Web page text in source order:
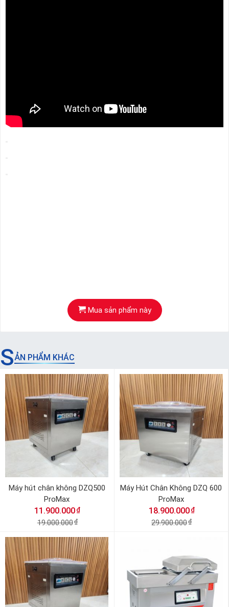
Mua sản phẩm này
SẢN PHẨM KHÁC
Máy hút chân không DZQ500
ProMax
11.900.000 ₫
19.000.000₫
Máy Hút Chân Không DZQ 600
ProMax
18.900.000 ₫
29.900.000₫